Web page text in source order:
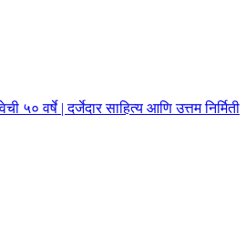
वर्षे | दर्जेदार साहित्य आणि उत्तम निर्मिती